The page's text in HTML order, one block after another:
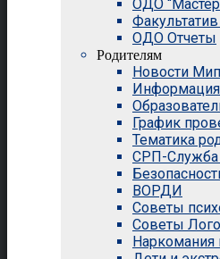
ОДО
ОДО Отчеты
Родителям
Новости
Информация
График
Тематика
СРП-Служба
ВОРДИ
Советы
Советы
Наркомания